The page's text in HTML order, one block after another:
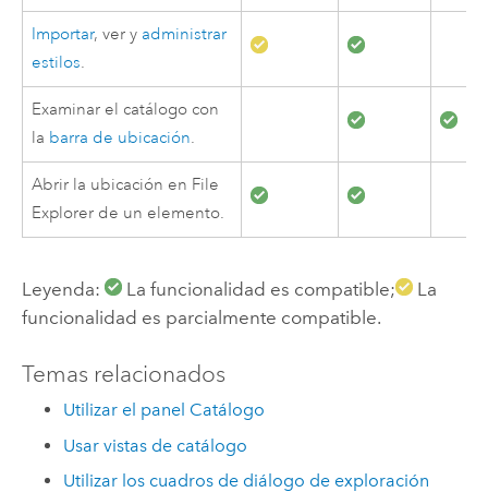
Importar, ver y administrar
estilos.
Examinar el catálogo con
la barra de ubicación.
Abrir la ubicación en File
Explorer de un elemento.
Leyenda: La funcionalidad es compatible;
La
funcionalidad es parcialmente compatible.
Temas relacionados
Utilizar el panel Catálogo
Usar vistas de catálogo
Utilizar los cuadros de diálogo de exploración